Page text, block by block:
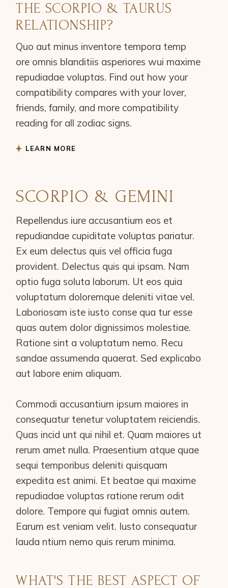
THE SCORPIO & TAURUS
RELATIONSHIP?
Quo aut minus inventore tempora temp
ore omnis blanditiis asperiores wui maxime
repudiadae voluptas. Find out how your
compatibility compares with your lover,
friends, family, and more compatibility
reading for all zodiac signs.
LEARN MORE
SCORPIO & GEMINI
Repellendus iure accusantium eos et
repudiandae cupiditate voluptas pariatur.
Ex eum delectus quis vel officia fuga
provident. Delectus quis qui ipsam. Nam
optio fuga soluta laborum. Ut eos quia
voluptatum doloremque deleniti vitae vel.
Laboriosam iste iusto conse qua tur esse
quas autem dolor dignissimos molestiae.
Ratione sint a voluptatum nemo. Recu
sandae assumenda quaerat. Sed explicabo
aut labore enim aliquam.
Commodi accusantium ipsum maiores in
consequatur tenetur voluptatem reiciendis.
Quas incid unt qui nihil et. Quam maiores ut
rerum amet nulla. Praesentium atque quae
sequi temporibus deleniti quisquam
expedita est animi. Et beatae qui maxime
repudiadae voluptas ratione rerum odit
dolore. Tempore qui fugiat omnis autem.
Earum est veniam velit. Iusto consequatur
lauda ntium nemo quis rerum minima.
WHAT'S THE BEST ASPECT OF